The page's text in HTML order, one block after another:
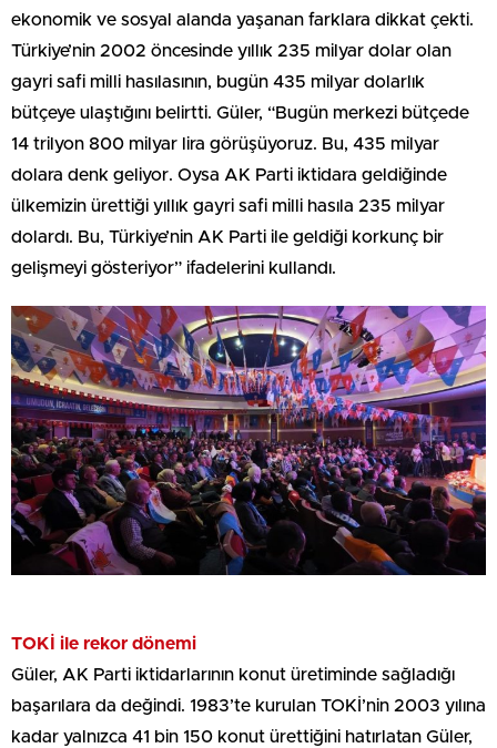
ekonomik ve sosyal alanda yaşanan farklara dikkat çekti.
Türkiye’nin 2002 öncesinde yıllık 235 milyar dolar olan
gayri safi milli hasılasının, bugün 435 milyar dolarlık
bütçeye ulaştığını belirtti. Güler, “Bugün merkezi bütçede
14 trilyon 800 milyar lira görüşüyoruz. Bu, 435 milyar
dolara denk geliyor. Oysa AK Parti iktidara geldiğinde
ülkemizin ürettiği yıllık gayri safi milli hasıla 235 milyar
dolardı. Bu, Türkiye’nin AK Parti ile geldiği korkunç bir
gelişmeyi gösteriyor” ifadelerini kullandı.
TOKİ ile rekor dönemi
Güler, AK Parti iktidarlarının konut üretiminde sağladığı
başarılara da değindi. 1983’te kurulan TOKİ’nin 2003 yılına
kadar yalnızca 41 bin 150 konut ürettiğini hatırlatan Güler,